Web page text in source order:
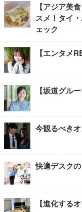
【アジア美
スメ！タイ
ェック
【エンタメ
【坂道グル
今観るべき
快適デスク
【進化する